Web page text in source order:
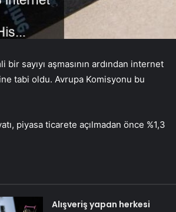
sayıyı aşmasının ardından internet
tabi oldu. Avrupa Komisyonu bu
piyasa ticarete açılmadan önce %1,3
Alışveriş yapan herkesi